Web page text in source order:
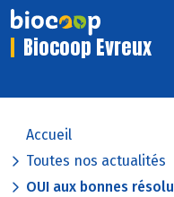
Biocoop Evreux
Accueil
Toutes nos actualités
OUI aux bonnes